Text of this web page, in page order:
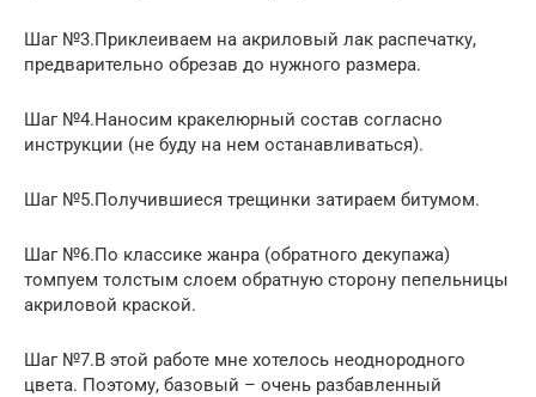
Шаг №3.Приклеиваем на акриловый лак распечатку,
предварительно обрезав до нужного размера.
Шаг №4.Наносим кракелюрный состав согласно
инструкции (не буду на нем останавливаться).
Шаг №5.Получившиеся трещинки затираем битумом.
Шаг №6.По классике жанра (обратного декупажа)
томпуем толстым слоем обратную сторону пепельницы
акриловой краской.
Шаг №7.В этой работе мне хотелось неоднородного
цвета. Поэтому, базовый – очень разбавленный